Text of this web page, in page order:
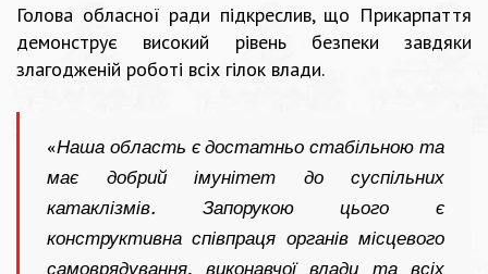
Голова обласної ради підкреслив, що Прикарпаття
демонструє високий рівень безпеки завдяки
злагодженій роботі всіх гілок влади.
«Наша область є достатньо стабільною та
має добрий імунітет до суспільних
катаклізмів. Запорукою цього є
конструктивна співпраця органів місцевого
самоврядування, виконавчої влади та всіх